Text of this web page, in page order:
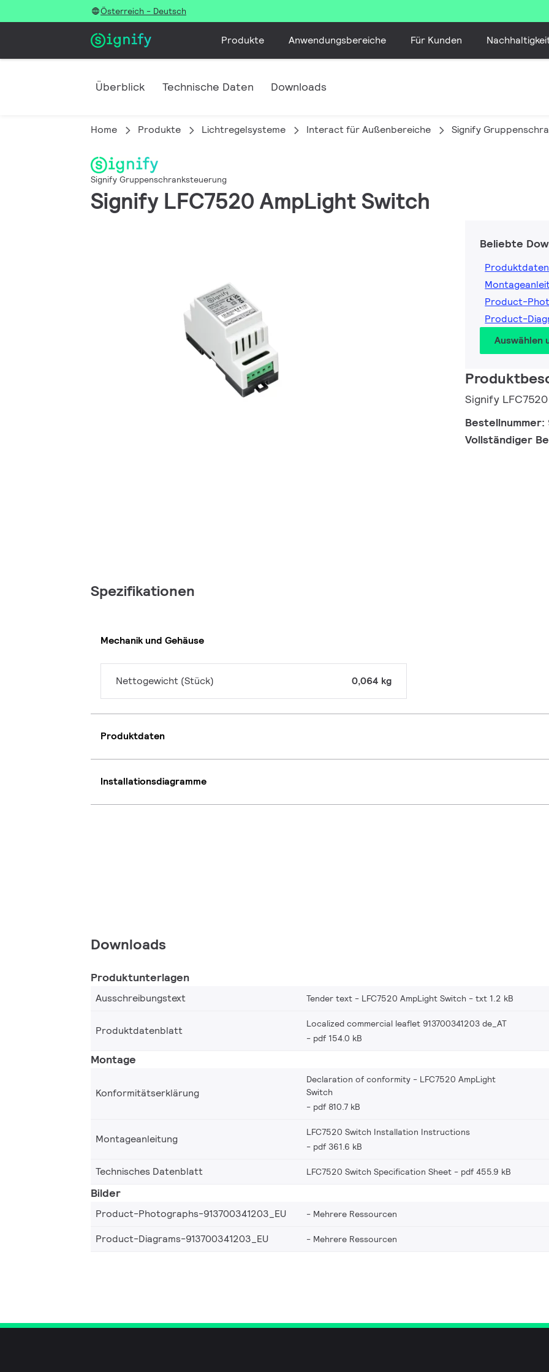
Österreich - Deutsch
Produkte Anwendungsbereiche Für Kunden
Überblick Technische Daten Downloads
Home Produkte Lichtregelsysteme Interact für Außenbereiche Signify
Signify Gruppenschranksteuerung
Signify LFC7520 AmpLight Switch
Beliebte
Product-
Product-
Auswählen
Signify
Bestellnummer:
Vollständiger
Spezifikationen
Mechanik und Gehäuse
Nettogewicht (Stück) 0,064 kg
Produktdaten
Installationsdiagramme
Downloads
Produktunterlagen
Ausschreibungstext Tender text - LFC7520 AmpLight Switch txt 1.2 kB
Produktdatenblatt
Localized commercial leaflet 913700341203 de_AT
pdf 154.0 kB
Montage
Konformitätserklärung
Declaration of conformity - LFC7520 AmpLight
Switch
pdf 810.7 kB
Montageanleitung
LFC7520 Switch Installation Instructions
pdf 361.6 kB
Technisches Datenblatt LFC7520 Switch Specification Sheet pdf 455.9 kB
Bilder
Product-Photographs-913700341203_EU Mehrere Ressourcen
Product-Diagrams-913700341203_EU
Mehrere Ressourcen